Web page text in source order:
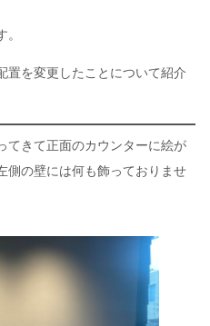
置を変更したことについて紹介
てきて正面のカウンターに絵が
側の壁には何も飾っておりませ